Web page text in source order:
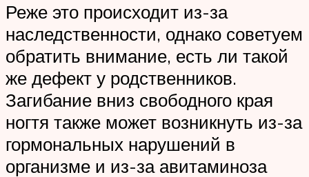
Реже это происходит из-за
наследственности, однако советуем
обратить внимание, есть ли такой
же дефект у родственников.
Загибание вниз свободного края
ногтя также может возникнуть из-за
гормональных нарушений в
организме и из-за авитаминоза